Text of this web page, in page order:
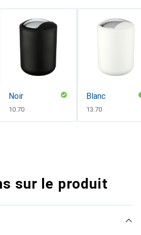
Noir
CHF
10.70
Blanc
CHF
13.70
sur le produit